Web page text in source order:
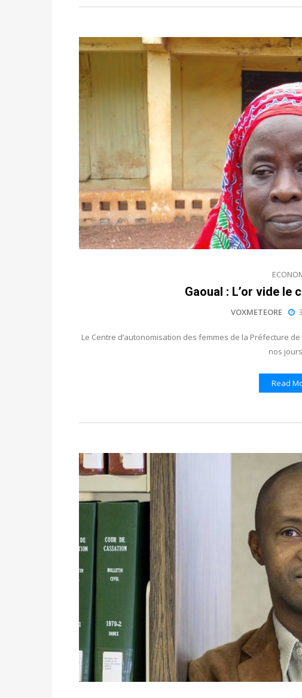
Gaoual : L’or vide le
VOXMETEORE
Le Centre d’autonomisation des femmes de la Préfecture
nos
Read